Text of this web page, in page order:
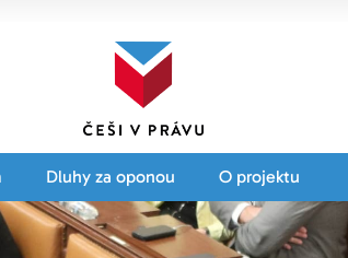
Dluhy za oponou O projektu